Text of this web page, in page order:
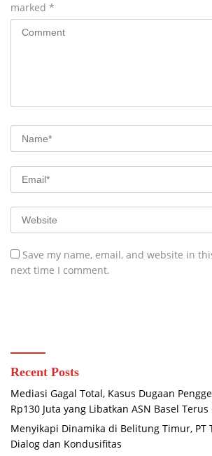
marked *
Save my name, email, and website in
next time I comment.
Recent Posts
Mediasi Gagal Total, Kasus Dugaan
Rp130 Juta yang Libatkan ASN Basel
Menyikapi Dinamika di Belitung Timur, PT
Dialog dan Kondusifitas